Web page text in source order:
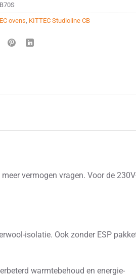
ovens KITTEC Studioline CB
vermogen vragen. Voor de
isolatie. Ook zonder ESP
warmtebehoud en energie-